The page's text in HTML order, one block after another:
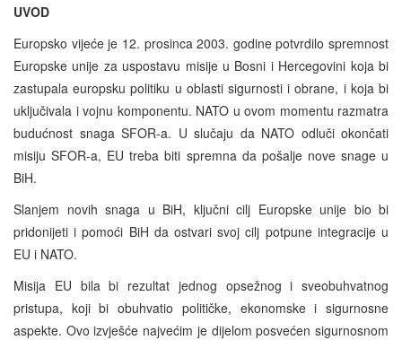
UVOD
Europsko vijeće je 12. prosinca 2003. godine potvrdilo spremnost
Europske unije za uspostavu misije u Bosni i Hercegovini koja bi
zastupala europsku politiku u oblasti sigurnosti i obrane, i koja bi
uključivala i vojnu komponentu. NATO u ovom momentu razmatra
budućnost snaga SFOR-a. U slučaju da NATO odluči okončati
misiju SFOR-a, EU treba biti spremna da pošalje nove snage u
BiH.
Slanjem novih snaga u BiH, ključni cilj Europske unije bio bi
pridonijeti i pomoći BiH da ostvari svoj cilj potpune integracije u
EU i NATO.
Misija EU bila bi rezultat jednog opsežnog i sveobuhvatnog
pristupa, koji bi obuhvatio političke, ekonomske i sigurnosne
aspekte. Ovo izvješće najvećim je dijelom posvećen sigurnosnom